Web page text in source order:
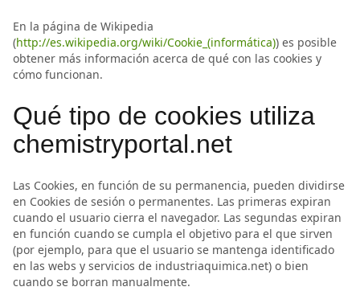
En la página de Wikipedia
(http://es.wikipedia.org/wiki/Cookie_(informática)) es posible
obtener más información acerca de qué con las cookies y
cómo funcionan.
Qué tipo de cookies utiliza
chemistryportal.net
Las Cookies, en función de su permanencia, pueden dividirse
en Cookies de sesión o permanentes. Las primeras expiran
cuando el usuario cierra el navegador. Las segundas expiran
en función cuando se cumpla el objetivo para el que sirven
(por ejemplo, para que el usuario se mantenga identificado
en las webs y servicios de industriaquimica.net) o bien
cuando se borran manualmente.